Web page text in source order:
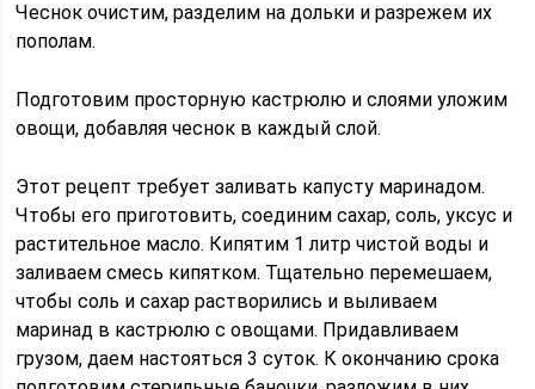
Чеснок очистим, разделим на дольки и разрежем их
пополам.
Подготовим просторную кастрюлю и слоями уложим
овощи, добавляя чеснок в каждый слой.
Этот рецепт требует заливать капусту маринадом.
Чтобы его приготовить, соединим сахар, соль, уксус и
растительное масло. Кипятим 1 литр чистой воды и
заливаем смесь кипятком. Тщательно перемешаем,
чтобы соль и сахар растворились и выливаем
маринад в кастрюлю с овощами. Придавливаем
грузом, даем настояться 3 суток. К окончанию срока